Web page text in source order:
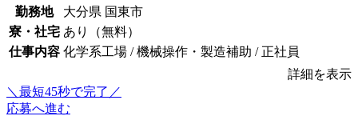
勤務地
大分県 国東市
寮・社宅 あり（無料）
仕事内容 化学系工場 / 機械操作・製造補助 / 正社員
詳細を表示
＼最短45秒で完了／
応募へ進む